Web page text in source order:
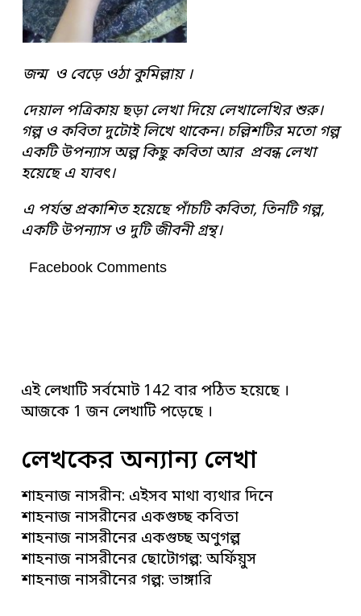
জন্ম ও বেড়ে ওঠা কুমিল্লায় ।
দেয়াল পত্রিকায় ছড়া লেখা দিয়ে লেখালেখির শুরু।
গল্প ও কবিতা দুটোই লিখে থাকেন। চল্লিশটির মতো গল্প
একটি উপন্যাস অল্প কিছু কবিতা আর প্রবন্ধ লেখা
হয়েছে এ যাবৎ।
এ পর্যন্ত প্রকাশিত হয়েছে পাঁচটি কবিতা, তিনটি গল্প,
একটি উপন্যাস ও দুটি জীবনী গ্রন্থ।
Facebook Comments
এই লেখাটি সর্বমোট 142 বার পঠিত হয়েছে ।
আজকে 1 জন লেখাটি পড়েছে ।
লেখকের অন্যান্য লেখা
শাহনাজ নাসরীন: এইসব মাথা ব্যথার দিনে
শাহনাজ নাসরীনের একগুচ্ছ কবিতা
শাহনাজ নাসরীনের একগুচ্ছ অণুগল্প
শাহনাজ নাসরীনের ছোটোগল্প: অর্ফিয়ুস
শাহনাজ নাসরীনের গল্প: ভাঙ্গারি